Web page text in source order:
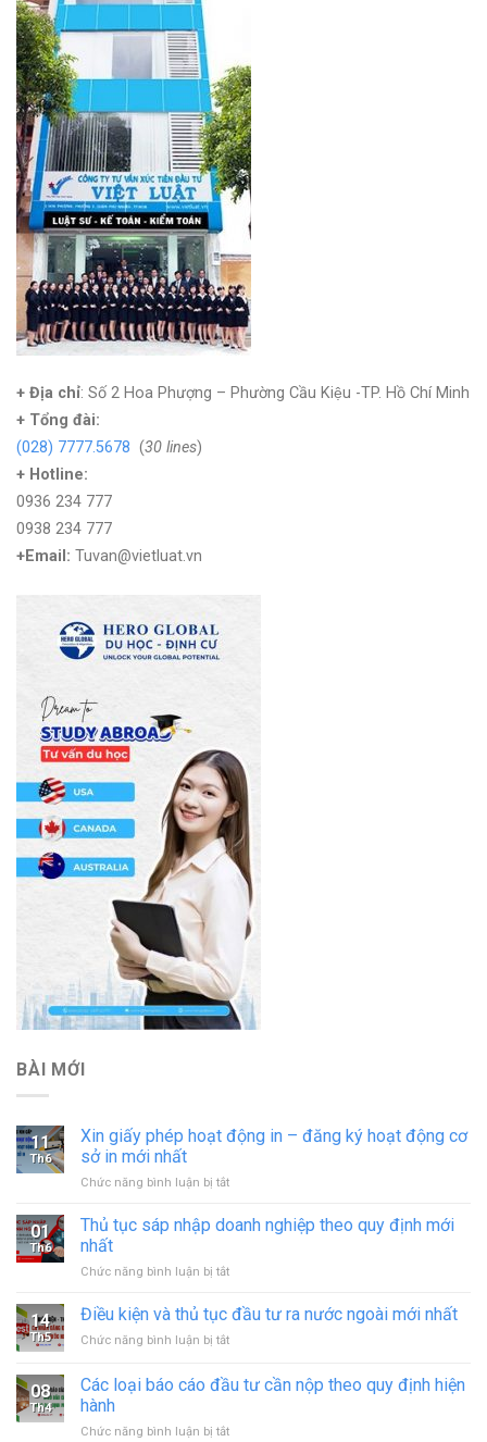
+ Địa chỉ: Số 2 Hoa Phượng – Phường Cầu Kiệu -TP. Hồ Chí Minh
+ Tổng đài:
(028) 7777.5678 (30 lines)
+ Hotline:
0936 234 777
0938 234 777
+Email: Tuvan@vietluat.vn
BÀI MỚI
11
Th6
Xin giấy phép hoạt động in – đăng ký hoạt động cơ
sở in mới nhất
Chức năng bình luận bị tắtở
giấy
động
–
ký
động
01
Th6
Thủ tục sáp nhập doanh nghiệp theo quy định mới
nhất
Chức năng bình luận bị tắtở
tục
nhập
nghiệp
định
14
Th5
Điều kiện và thủ tục đầu tư ra nước ngoài mới nhất
Chức năng bình luận bị tắtở
kiện
và
tục
08
Th4
Các loại báo cáo đầu tư cần nộp theo quy định hiện
hành
Chức năng bình luận bị tắtở